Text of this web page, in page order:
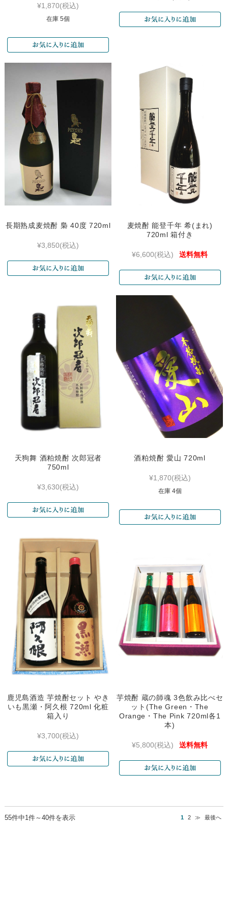
¥1,870(税込)
在庫 5個
長期熟成麦焼酎 梟 40度 720ml
¥3,850(税込)
麦焼酎 能登千年 希(まれ)
720ml 箱付き
¥6,600(税込) 送料無料
天狗舞 酒粕焼酎 次郎冠者
750ml
¥3,630(税込)
酒粕焼酎 愛山 720ml
¥1,870(税込)
在庫 4個
鹿児島酒造 芋焼酎セット やき
いも黒瀬・阿久根 720ml 化粧
箱入り
¥3,700(税込)
芋焼酎 蔵の師魂 3色飲み比べセ
ット(The Green・The
Orange・The Pink 720ml各1
本)
¥5,800(税込) 送料無料
55件中1件～40件を表示 1 2 ≫ 最後へ